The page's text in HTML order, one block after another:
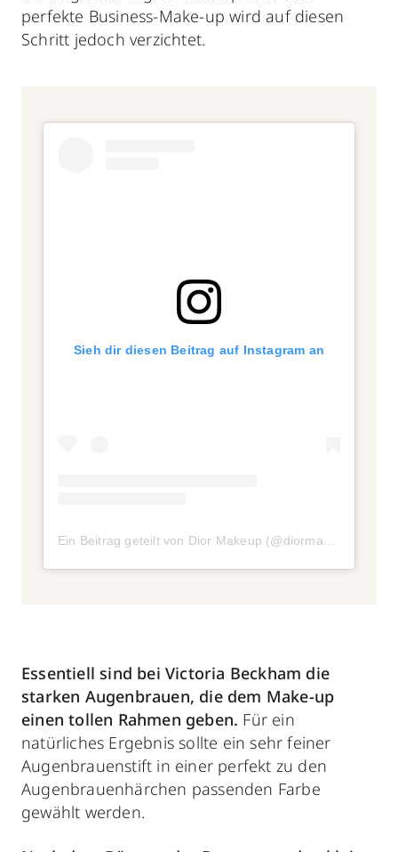
perfekte Business-Make-up wird auf diesen
Schritt jedoch verzichtet.
Sieh dir diesen Beitrag auf Instagram an
Ein Beitrag geteilt von Dior Makeup (@diormakeup)
Essentiell sind bei Victoria Beckham die
starken Augenbrauen, die dem Make-up
einen tollen Rahmen geben. Für ein
natürliches Ergebnis sollte ein sehr feiner
Augenbrauenstift in einer perfekt zu den
Augenbrauenhärchen passenden Farbe
gewählt werden.